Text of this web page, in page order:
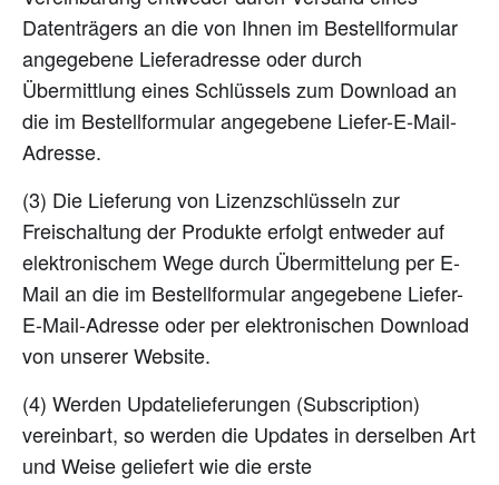
Datenträgers an die von Ihnen im Bestellformular
angegebene Lieferadresse oder durch
Übermittlung eines Schlüssels zum Download an
die im Bestellformular angegebene Liefer-E-Mail-
Adresse.
(3) Die Lieferung von Lizenzschlüsseln zur
Freischaltung der Produkte erfolgt entweder auf
elektronischem Wege durch Übermittelung per E-
Mail an die im Bestellformular angegebene Liefer-
E-Mail-Adresse oder per elektronischen Download
von unserer Website.
(4) Werden Updatelieferungen (Subscription)
vereinbart, so werden die Updates in derselben Art
und Weise geliefert wie die erste